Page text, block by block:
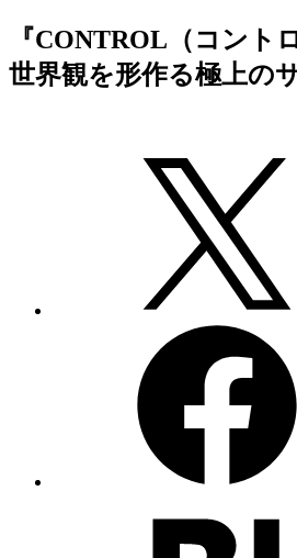
『CONTROL（コン
世界観を形作る極上の